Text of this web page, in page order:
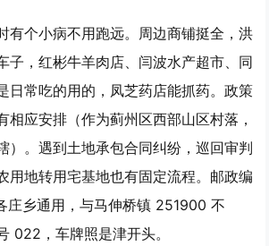
有个小病不用跑远。周边商铺挺全，洪
子，红彬牛羊肉店、闫波水产超市、同
日常吃的用的，凤芝药店能抓药。政策
相应安排（作为蓟州区西部山区村落，
）。遇到土地承包合同纠纷，巡回审判
用地转用宅基地也有固定流程。邮政编
庄乡通用，与马伸桥镇 251900 不
022，车牌照是津开头。